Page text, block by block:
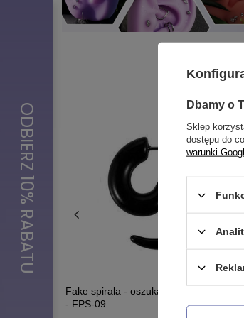
Fake spirala - oszukany rozpychacz -
- FPS-09
Dbamy o
Sklep
dostępu do
warunki